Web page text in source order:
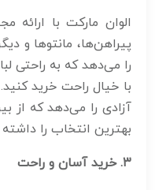
الوان مارکت با ارائه
پیراهن‌ها، مانتوها و
را می‌دهد که به راحتی
با خیال راحت خرید
آزادی را می‌دهد که از
بهترین انتخاب را
۳.خرید آسان و راحت